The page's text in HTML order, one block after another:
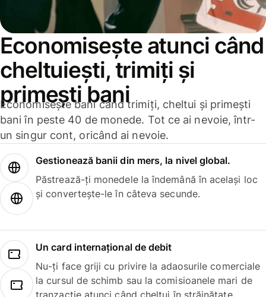
Economisește atunci când
cheltuiești, trimiți și
primești bani
Economisește bani când trimiți, cheltui și primești
bani în peste 40 de monede. Tot ce ai nevoie, într-
un singur cont, oricând ai nevoie.
Gestionează banii din mers, la nivel global.
Păstrează-ți monedele la îndemână în același loc
și convertește-le în câteva secunde.
Un card internațional de debit
Nu-ți face griji cu privire la adaosurile comerciale
la cursul de schimb sau la comisioanele mari de
tranzacție atunci când cheltui în străinătate.